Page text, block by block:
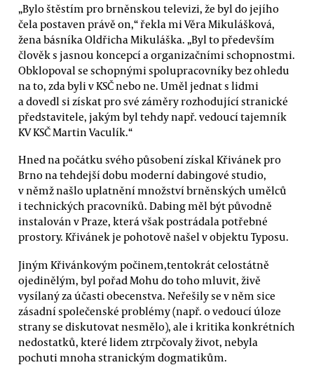
„Bylo štěstím pro brněnskou televizi, že byl do jejího
čela postaven právě on,“ řekla mi Věra Mikulášková,
žena básníka Oldřicha Mikuláška. „Byl to především
člověk s jasnou koncepcí a organizačními schopnostmi.
Obklopoval se schopnými spolupracovníky bez ohledu
na to, zda byli v KSČ nebo ne. Uměl jednat s lidmi
a dovedl si získat pro své záměry rozhodující stranické
představitele, jakým byl tehdy např. vedoucí tajemník
KV KSČ Martin Vaculík.“
Hned na počátku svého působení získal Křivánek pro
Brno na tehdejší dobu moderní dabingové studio,
v němž našlo uplatnění množství brněnských umělců
i technických pracovníků. Dabing měl být původně
instalován v Praze, která však postrádala potřebné
prostory. Křivánek je pohotově našel v objektu Typosu.
Jiným Křivánkovým počinem,tentokrát celostátně
ojedinělým, byl pořad Mohu do toho mluvit, živě
vysílaný za účasti obecenstva. Neřešily se v něm sice
zásadní společenské problémy (např. o vedoucí úloze
strany se diskutovat nesmělo), ale i kritika konkrétních
nedostatků, které lidem ztrpčovaly život, nebyla
pochuti mnoha stranickým dogmatikům.